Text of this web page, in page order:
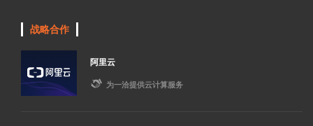
战略合作
阿里云
 为一洽提供云计算服务